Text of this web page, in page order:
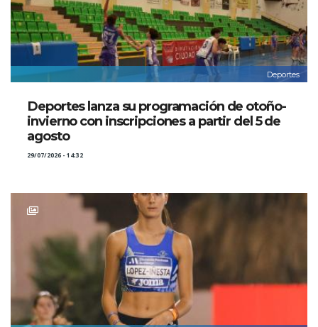
Deportes
Deportes lanza su programación de otoño-
invierno con inscripciones a partir del 5 de
agosto
29/07/2026 - 14:32